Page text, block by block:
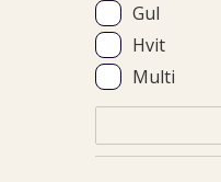
Gul
Hvit
Multi